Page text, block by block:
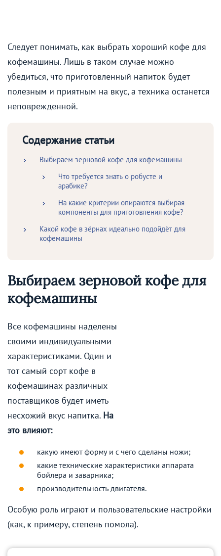
Следует понимать, как выбрать хороший кофе для
кофемашины. Лишь в таком случае можно
убедиться, что приготовленный напиток будет
полезным и приятным на вкус, а техника останется
неповрежденной.
Содержание статьи
Выбираем зерновой кофе для кофемашины
Что требуется знать о робусте и
арабике?
На какие критерии опираются выбирая
компоненты для приготовления кофе?
Какой кофе в зёрнах идеально подойдёт для
кофемашины
Выбираем зерновой кофе для
кофемашины
Все кофемашины наделены
своими индивидуальными
характеристиками. Один и
тот самый сорт кофе в
кофемашинах различных
поставщиков будет иметь
несхожий вкус напитка. На
это влияют:
какую имеют форму и с чего сделаны ножи;
какие технические характеристики аппарата
бойлера и заварника;
производительность двигателя.
Особую роль играют и пользовательские настройки
(как, к примеру, степень помола).